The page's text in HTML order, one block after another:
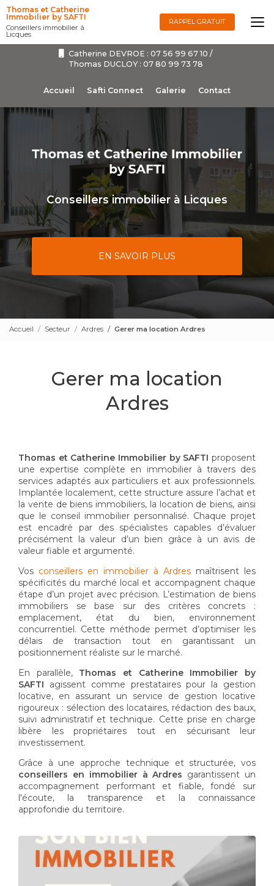
Aller
au
contenu
principal
Catherine DEVROE :07 56 99 67 10 /
Thomas DUCLOY : 07 80 99 73 78
Accueil Safti Connect Galerie Contact
Thomas et Catherine
Immobilier by SAFTI
Conseillers immobilier à
Licques
RAPPEL GRATUIT
Conseillers immobilier à Licques
EN SAVOIR PLUS
Accueil Secteur Ardres Gerer ma location Ardres
Gerer ma location
Ardres
Thomas et Catherine Immobilier by SAFTI proposent
une expertise complète en immobilier à travers des
services adaptés aux particuliers et aux professionnels.
Implantée localement, cette structure assure l’achat et
la vente de biens immobiliers, la location de biens, ainsi
que le conseil immobilier personnalisé. Chaque projet
est encadré par des spécialistes capables d’évaluer
précisément la valeur d’un bien grâce à un avis de
valeur fiable et argumenté.
Vos conseillers en immobilier à Ardres maîtrisent les
spécificités du marché local et accompagnent chaque
étape d’un projet avec précision. L’estimation de biens
immobiliers se base sur des critères concrets :
emplacement, état du bien, environnement
concurrentiel. Cette méthode permet d’optimiser les
délais de transaction tout en garantissant un
positionnement réaliste sur le marché.
En parallèle, Thomas et Catherine Immobilier by
SAFTI agissent comme prestataires pour la gestion
locative, en assurant un service de gestion locative
rigoureux : sélection des locataires, rédaction des baux,
suivi administratif et technique. Cette prise en charge
libère les propriétaires tout en sécurisant leur
investissement.
Grâce à une approche technique et structurée, vos
conseillers en immobilier à Ardres garantissent un
accompagnement performant et fiable, fondé sur
l'écoute, la transparence et la connaissance
approfondie du territoire.